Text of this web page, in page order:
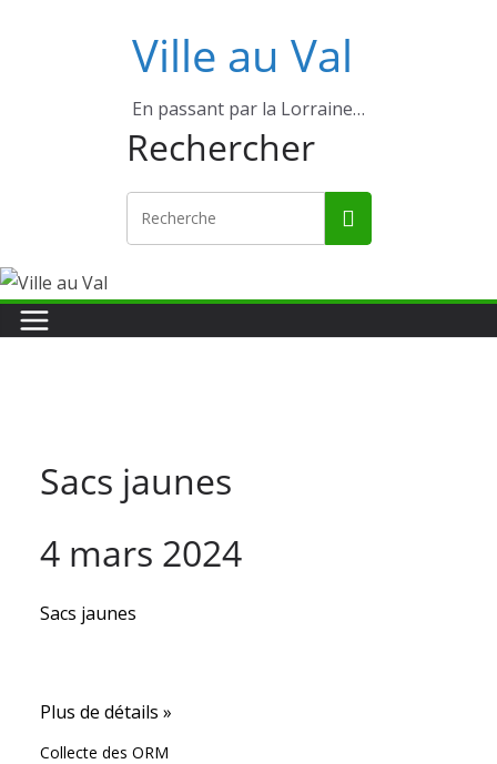
Ville au Val
En passant par la Lorraine…
Rechercher
Sacs jaunes
4 mars 2024
Sacs jaunes
Plus de détails »
Collecte des ORM